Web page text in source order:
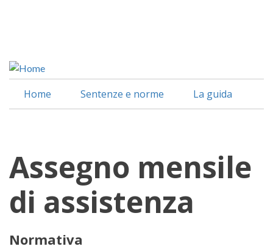
Home Sentenze e norme La guida
Assegno mensile
di assistenza
Normativa